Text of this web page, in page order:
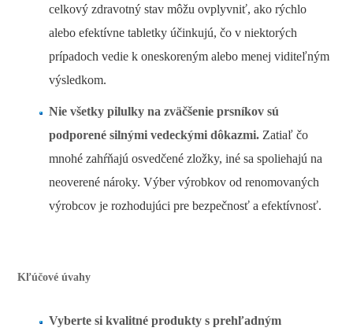
celkový zdravotný stav môžu ovplyvniť, ako rýchlo
alebo efektívne tabletky účinkujú, čo v niektorých
prípadoch vedie k oneskoreným alebo menej viditeľným
výsledkom.
Nie všetky pilulky na zväčšenie prsníkov sú
podporené silnými vedeckými dôkazmi. Zatiaľ čo
mnohé zahŕňajú osvedčené zložky, iné sa spoliehajú na
neoverené nároky. Výber výrobkov od renomovaných
výrobcov je rozhodujúci pre bezpečnosť a efektívnosť.
Kľúčové úvahy
Vyberte si kvalitné produkty s prehľadným